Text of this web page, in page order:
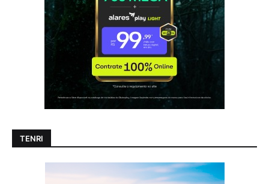
TENRI